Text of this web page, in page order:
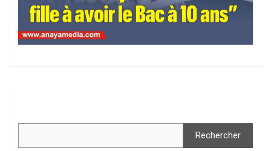
Rechercher